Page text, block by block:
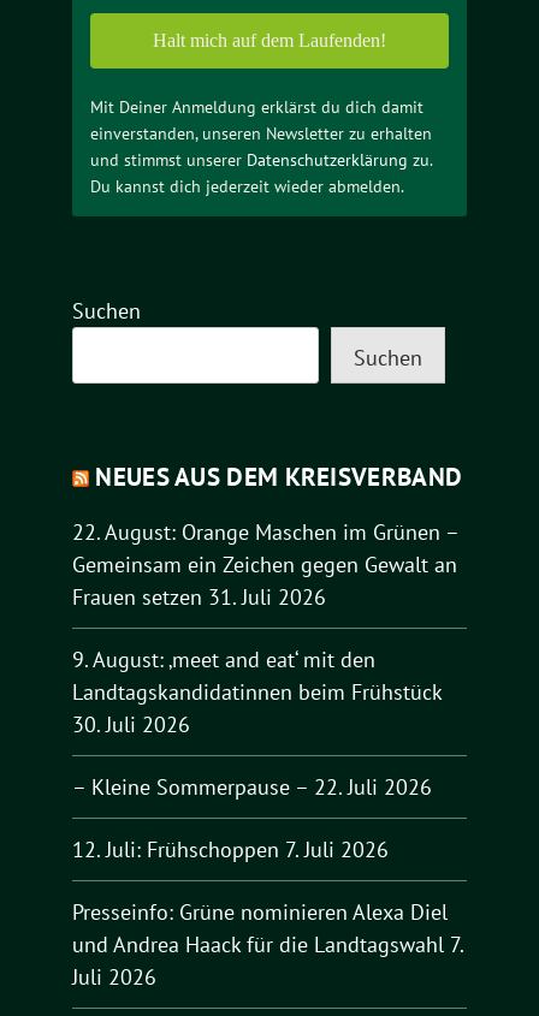
Mit Deiner Anmeldung erklärst du dich damit
einverstanden, unseren Newsletter zu erhalten
und stimmst unserer Datenschutzerklärung zu.
Du kannst dich jederzeit wieder abmelden.
Suchen
Suchen
NEUES AUS DEM KREISVERBAND
22. August: Orange Maschen im Grünen –
Gemeinsam ein Zeichen gegen Gewalt an
Frauen setzen 31. Juli 2026
9. August: ‚meet and eat‘ mit den
Landtagskandidatinnen beim Frühstück
30. Juli 2026
– Kleine Sommerpause – 22. Juli 2026
12. Juli: Frühschoppen 7. Juli 2026
Presseinfo: Grüne nominieren Alexa Diel
und Andrea Haack für die Landtagswahl 7.
Juli 2026